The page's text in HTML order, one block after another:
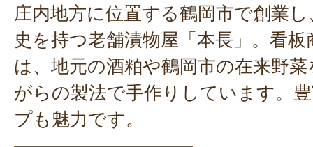
庄内地方に位置する鶴岡市で創業
史を持つ老舗漬物屋「本長」。看
は、地元の酒粕や鶴岡市の在来野
がらの製法で手作りしています。
プも魅力です。